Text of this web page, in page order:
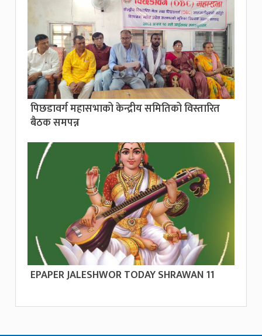
पिछडावर्ग महासभाको केन्द्रीय समितिको विस्तारित
बैठक समपन्न
EPAPER JALESHWOR TODAY SHRAWAN 11